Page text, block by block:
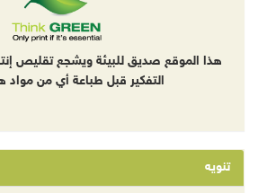
هذا الموقع صديق للبيئة ويشجع تقليص
التفكير قبل طباعة أي من مواد
تنويه